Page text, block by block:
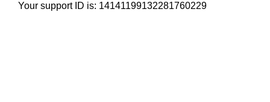
Your support ID is: 14141199132281760229